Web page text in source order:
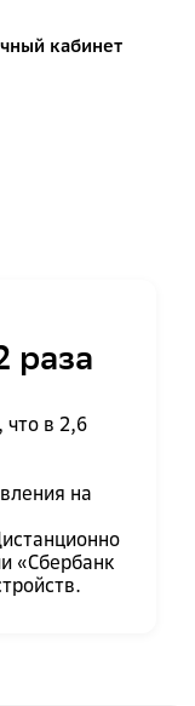
кабинет
раза
что в 2,6
на
«Сбербанк